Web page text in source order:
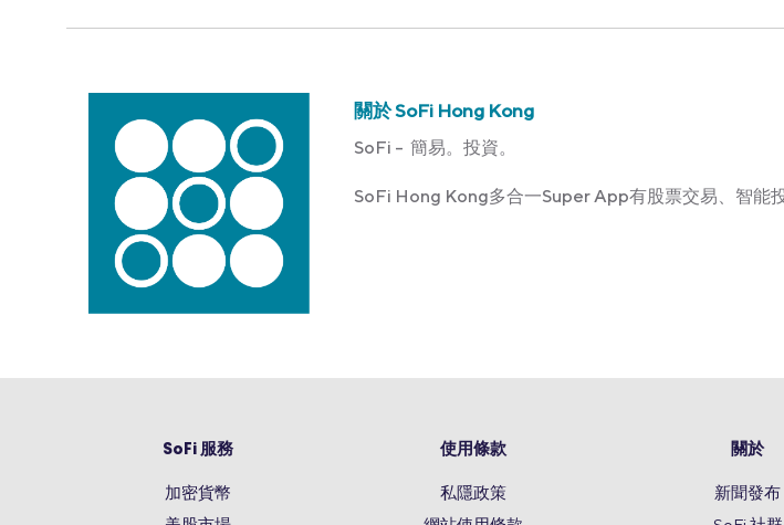
關於 SoFi Hong Kong
SoFi – 簡易。投資。
SoFi Hong Kong多合一Super App有股票交易、智能
SoFi 服務
加密貨幣
使用條款
私隱政策
關於
新聞發布